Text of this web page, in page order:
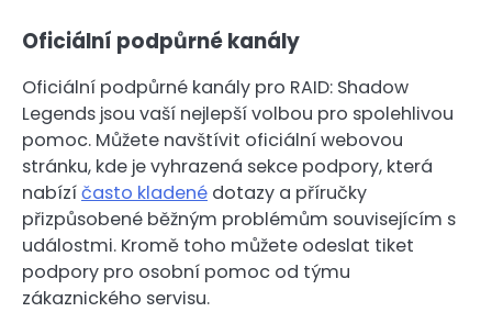
Oficiální podpůrné kanály
Oficiální podpůrné kanály pro RAID: Shadow
Legends jsou vaší nejlepší volbou pro spolehlivou
pomoc. Můžete navštívit oficiální webovou
stránku, kde je vyhrazená sekce podpory, která
nabízíčasto kladené dotazy a příručky
přizpůsobené běžným problémům souvisejícím s
událostmi. Kromě toho můžete odeslat tiket
podpory pro osobní pomoc od týmu
zákaznického servisu.